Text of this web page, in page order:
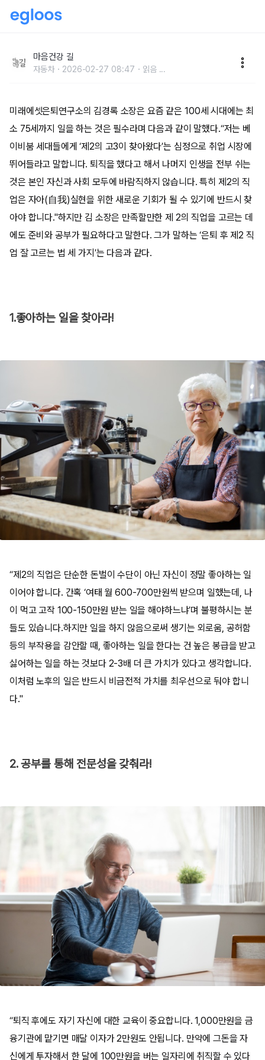
마음건강 길
자동차 2026-02-27 08:47 읽음 ...
미래에셋은퇴연구소의 김경록 소장은 요즘 같은 100세 시대에는 최
소 75세까지 일을 하는 것은 필수라며 다음과 같이 말했다.“저는 베
이비붐 세대들에게 ‘제2의 고3이 찾아왔다’는 심정으로 취업 시장에
뛰어들라고 말합니다. 퇴직을 했다고 해서 나머지 인생을 전부 쉬는
것은 본인 자신과 사회 모두에 바람직하지 않습니다. 특히 제2의 직
업은 자아(自我)실현을 위한 새로운 기회가 될 수 있기에 반드시 찾
아야 합니다."하지만 김 소장은 만족할만한 제 2의 직업을 고르는 데
에도 준비와 공부가 필요하다고 말한다. 그가 말하는 ‘은퇴 후 제2 직
업 잘 고르는 법 세 가지’는 다음과 같다.
1.좋아하는 일을 찾아라!
“제2의 직업은 단순한 돈벌이 수단이 아닌 자신이 정말 좋아하는 일
이어야 합니다. 간혹 ‘여태 월 600-700만원씩 받으며 일했는데, 나
이 먹고 고작 100-150만원 받는 일을 해야하느냐’며 불평하시는 분
들도 있습니다.하지만 일을 하지 않음으로써 생기는 외로움, 공허함
등의 부작용을 감안할 때, 좋아하는 일을 한다는 건 높은 봉급을 받고
싫어하는 일을 하는 것보다 2-3배 더 큰 가치가 있다고 생각합니다.
이처럼 노후의 일은 반드시 비금전적 가치를 최우선으로 둬야 합니
다."
2. 공부를 통해 전문성을 갖춰라!
“퇴직 후에도 자기 자신에 대한 교육이 중요합니다. 1,000만원을 금
융기관에 맡기면 매달 이자가 2만원도 안됩니다. 만약에 그돈을 자
신에게 투자해서 한 달에 100만원을 버는 일자리에 취직할 수 있다